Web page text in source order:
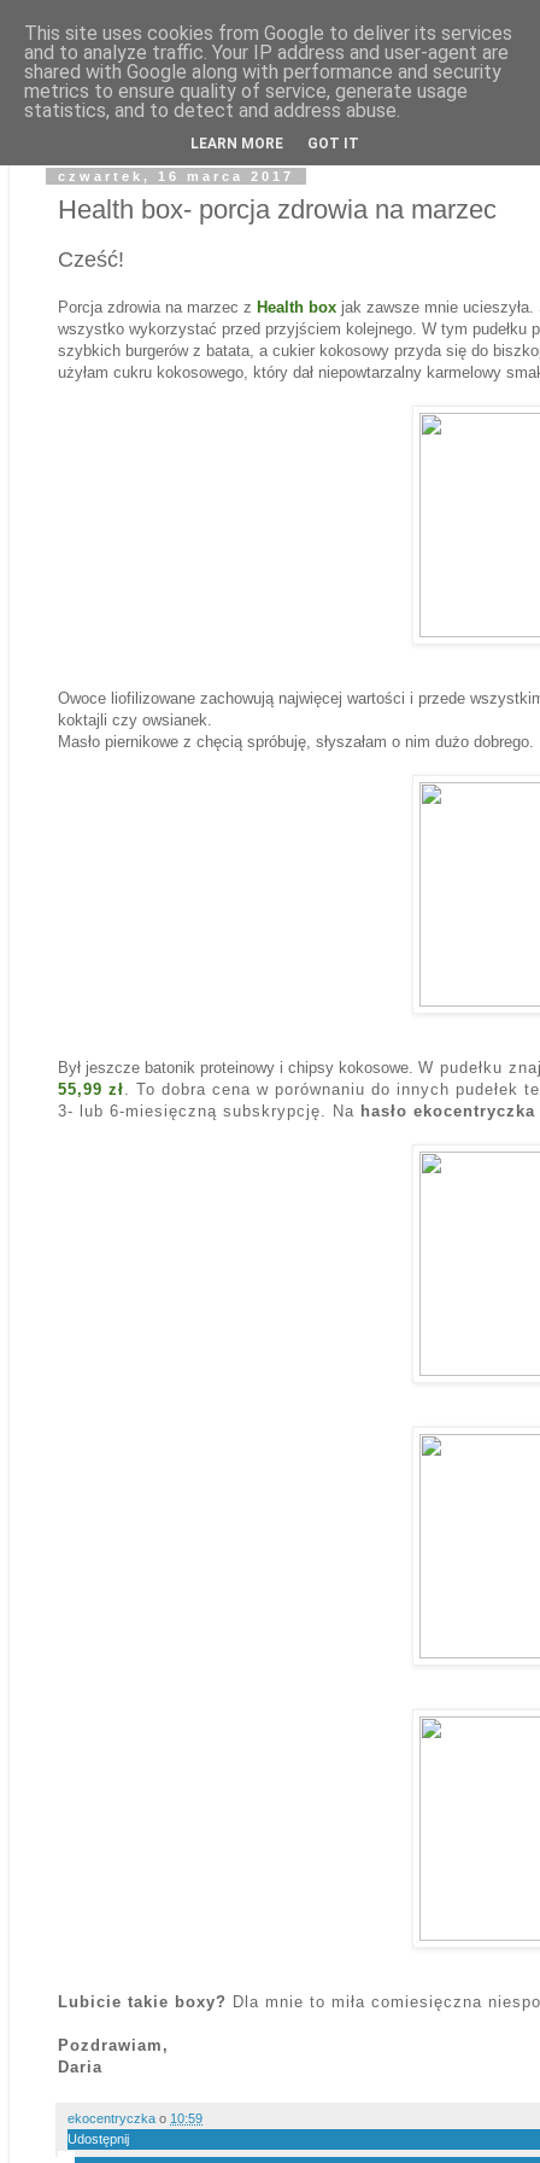
Zdrowe odżywianie
▼
czwartek, 16 marca 2017
Health box- porcja zdrowia na marzec
Cześć!
Porcja zdrowia na marzec z Health box jak zawsze mnie
wszystko wykorzystać przed przyjściem kolejnego. W tym pudełku
szybkich burgerów z batata, a cukier kokosowy przyda się do
użyłam cukru kokosowego, który dał niepowtarzalny karmelowy
Owoce liofilizowane zachowują najwięcej wartości i przede
koktajli czy owsianek.
Masło piernikowe z chęcią spróbuję, słyszałam o nim dużo dobrego.
Był jeszcze batonik proteinowy i chipsy kokosowe. W pudełku
55,99 zł. To dobra cena w porównaniu do innych pudełek
3- lub 6-miesięczną subskrypcję. Na hasło
Lubicie takie boxy? Dla mnie to miła comiesięczna
Pozdrawiam,
Daria
ekocentryczka o 10:59
Udostępnij
This site uses cookies from Google to deliver its services
and to analyze traffic. Your IP address and user-agent are
shared with Google along with performance and security
metrics to ensure quality of service, generate usage
statistics, and to detect and address abuse.
LEARN MORE GOT IT